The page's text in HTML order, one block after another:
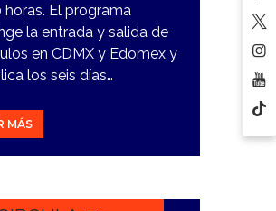
horas. El programa
la entrada y salida de
en CDMX y Edomex y
los seis días…
MÁS